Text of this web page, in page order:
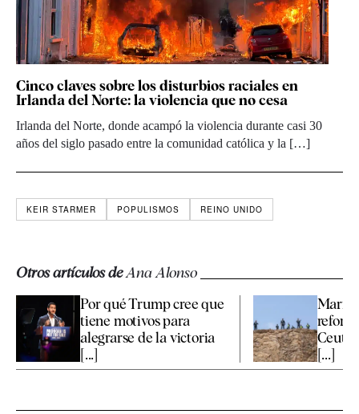
Cinco claves sobre los disturbios raciales en
Irlanda del Norte: la violencia que no cesa
Irlanda del Norte, donde acampó la violencia durante casi 30
años del siglo pasado entre la comunidad católica y la […]
KEIR STARMER POPULISMOS REINO UNIDO
Otros artículos deAna Alonso
Por qué Trump cree que
tiene motivos para
alegrarse de la victoria
[...]
Ceuta
[...]